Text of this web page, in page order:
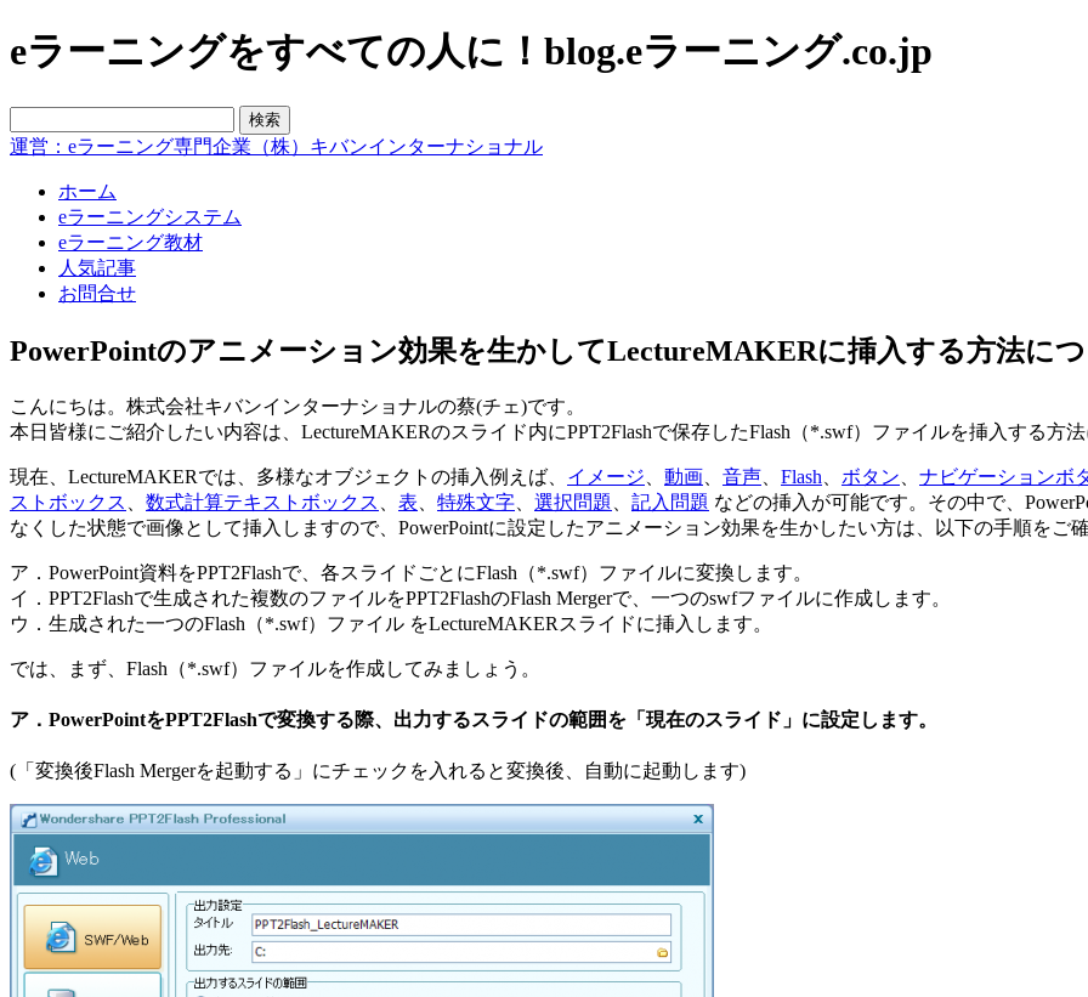
eラーニングをすべての人に！blog.eラーニング.co.jp
運営：eラーニング専門企業（株）キバンインターナショナル
ホーム
eラーニングシステム
eラーニング教材
人気記事
お問合せ
PowerPointのアニメーション効果を生かしてLectureMAKERに挿入する方法に
こんにちは。株式会社キバンインターナショナルの蔡(チェ)です。
本日皆様にご紹介したい内容は、LectureMAKERのスライド内にPPT2Flashで保存したFlash（*.swf）ファイルを挿入する方
現在、LectureMAKERでは、多様なオブジェクトの挿入例えば、 イメージ 動画 音声 Flash ボタン
ナビゲーションボ
ストボックス
数式計算テキストボックス 表 特殊文字 選択問題 記入問題 などの挿入が可能です。その中で、
なくした状態で画像として挿入しますので、PowerPointに設定したアニメーション効果を生かしたい方は、以下の手順をご
ア．PowerPoint資料をPPT2Flashで、各スライドごとにFlash（*.swf）ファイルに変換します。
イ．PPT2Flashで生成された複数のファイルをPPT2FlashのFlash Mergerで、一つのswfファイルに作成します。
ウ．生成された一つのFlash（*.swf）ファイル をLectureMAKERスライドに挿入します。
では、まず、Flash（*.swf）ファイルを作成してみましょう。
ア．PowerPointをPPT2Flashで変換する際、出力するスライドの範囲を「現在のスライド」に設定します。
(「変換後Flash Mergerを起動する」にチェックを入れると変換後、自動に起動します)